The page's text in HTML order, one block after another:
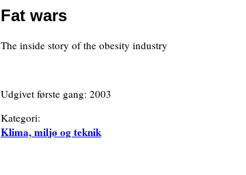
Fat wars
The inside story of the obesity industry
Udgivet første gang: 2003
Kategori:
Klima, miljø og teknik